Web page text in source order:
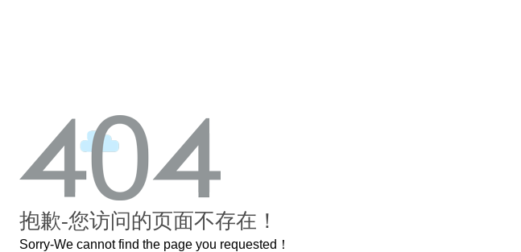
抱歉-您访问的页面不存在！
Sorry-We cannot find the page you requested！